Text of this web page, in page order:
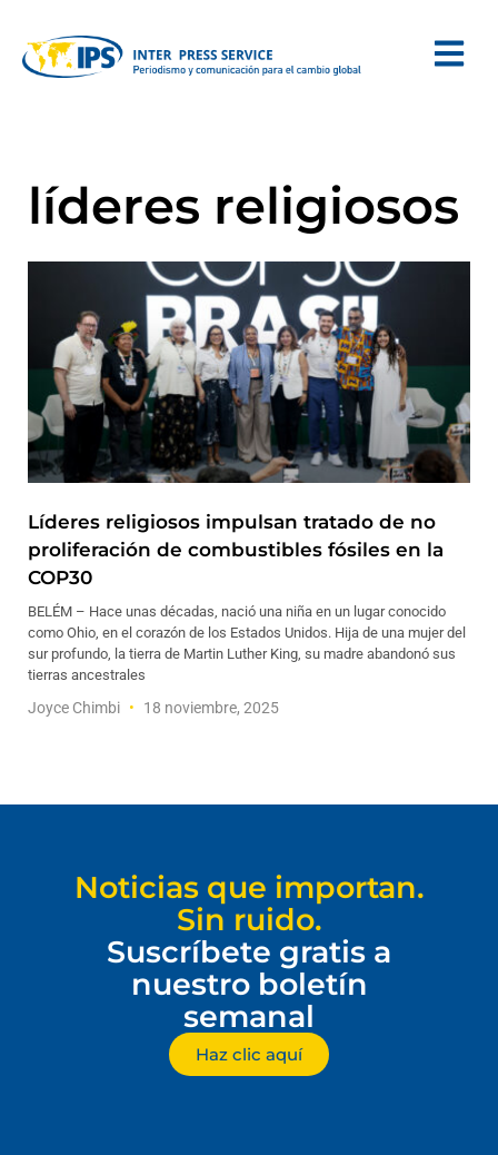
líderes religiosos
Líderes religiosos impulsan tratado de no
proliferación de combustibles fósiles en la
COP30
BELÉM – Hace unas décadas, nació una niña en un lugar conocido
como Ohio, en el corazón de los Estados Unidos. Hija de una mujer del
sur profundo, la tierra de Martin Luther King, su madre abandonó sus
tierras ancestrales
Joyce Chimbi 18 noviembre, 2025
Noticias que importan.
Sin ruido.
Suscríbete gratis a
nuestro boletín
semanal
Haz clic aquí